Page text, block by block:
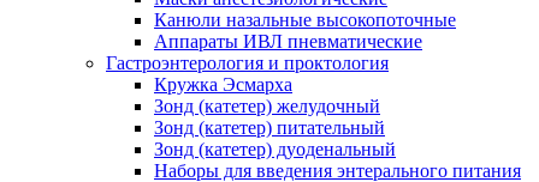
Канюли назальные высокопоточные
Аппараты ИВЛ пневматические
Гастроэнтерология и проктология
Кружка Эсмарха
Зонд (катетер) желудочный
Зонд (катетер) питательный
Зонд (катетер) дуоденальный
Наборы для введения энтерального питания